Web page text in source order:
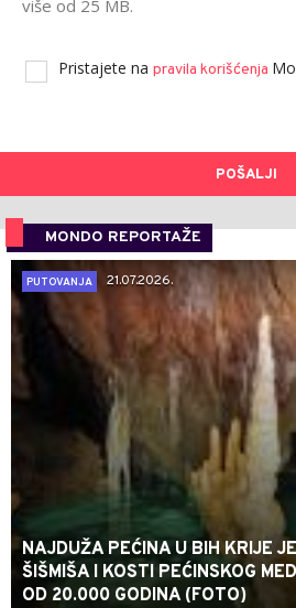
više od 25 MB.
Pristajete na pravila korišćenja
POŠALJI
MONDO REPORTAŽE
PUTOVANJA
21.07.2026.
NAJDUŽA PEĆINA U BIH KRIJE
ŠIŠMIŠA I KOSTI PEĆINSKOG
OD 20.000 GODINA (FOTO)